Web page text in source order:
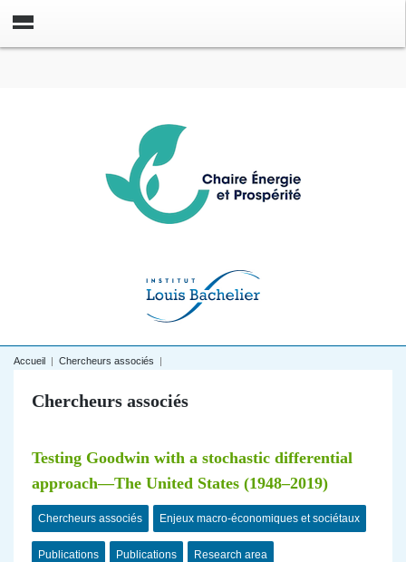
Accueil | Chercheurs associés |
Chercheurs associés
Testing Goodwin with a stochastic differential
approach—The United States (1948–2019)
Chercheurs associés Enjeux macro-économiques et sociétaux
Publications Publications Research area